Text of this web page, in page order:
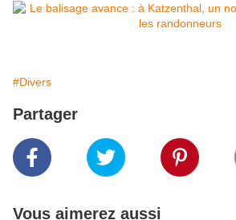
#Divers
Partager
Vous aimerez aussi